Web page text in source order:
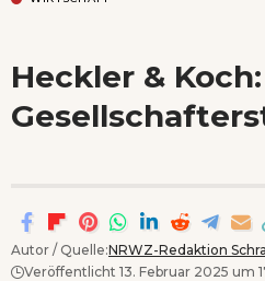
Heckler & Koch:
Autor / Quelle:NRWZ-Redaktion
Veröffentlicht 13. Februar 2025 um